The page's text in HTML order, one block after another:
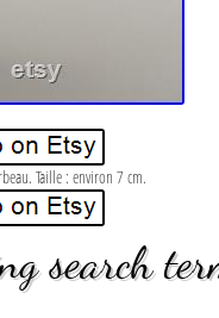
Taille : environ 7 cm.
search